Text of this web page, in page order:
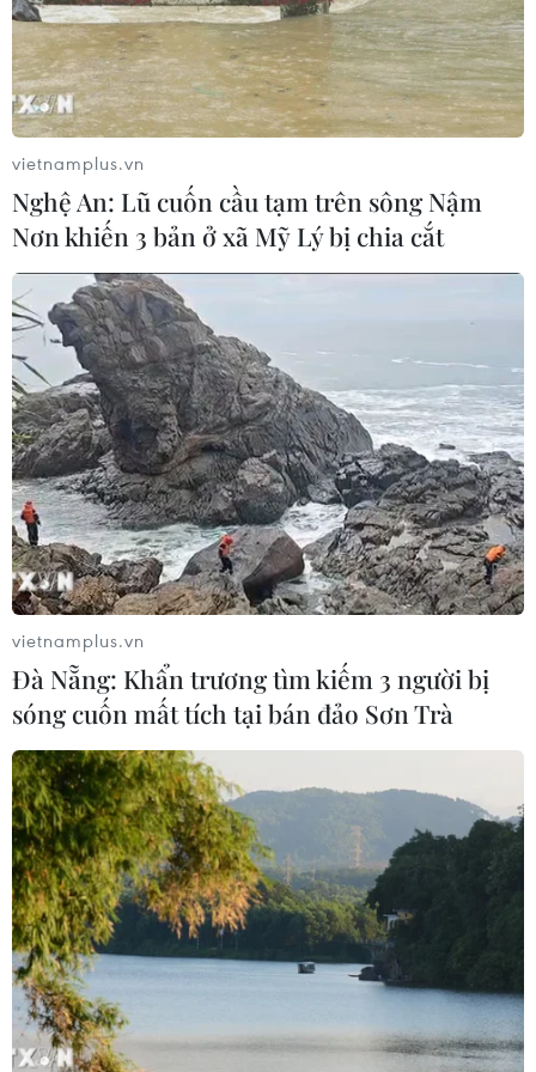
HLV Kim Sang-sik: 'Tuyển Việt Nam
hướng tới chiến thắng để giữ ngôi
đầu bảng'
06/08/2026 07:25
Chủ tịch Liên đoàn Bóng đá thế giới
chịu sức ép chưa từng có
06/08/2026 04:12
Futsal Việt Nam bất bại sau trận hòa
khó tin trước chủ nhà Thái Lan
06/08/2026 02:38
Toàn cảnh ASEAN Cup: Thái
Lan "thắng như chẻ tre", thách thức
tuyển Việt Nam
05/08/2026 07:15
Nhận định Philippines vs
Thái Lan: Madam Pang treo thưởng
tiền tỷ, "Voi chiến" quyết thắng
04/08/2026 09:19
Đội tuyển Việt Nam nhận
thưởng 2 tỷ đồng sau thắng lợi trước
Indonesia
04/08/2026 04:16
vietnamplus.vn
Nghệ An: Lũ cuốn cầu tạm trên sông Nậm
Nơn khiến 3 bản ở xã Mỹ Lý bị chia cắt
vietnamplus.vn
Đà Nẵng: Khẩn trương tìm kiếm 3 người bị
sóng cuốn mất tích tại bán đảo Sơn Trà